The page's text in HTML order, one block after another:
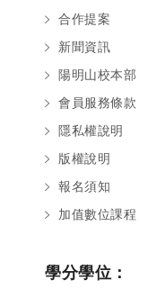
合作提案
新聞資訊
陽明山校本部
會員服務條款
隱私權說明
版權說明
報名須知
加值數位課程
學分學位：